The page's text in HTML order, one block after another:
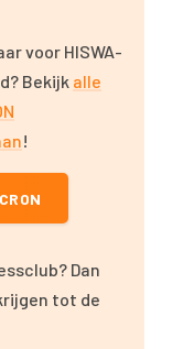
voor HISWA-
Bekijk alle
!
Dan
tot de